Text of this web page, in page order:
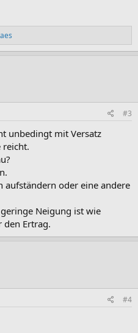
#3
unbedingt mit Versatz
reicht.
oder eine andere
Neigung ist wie
den Ertrag.
#4